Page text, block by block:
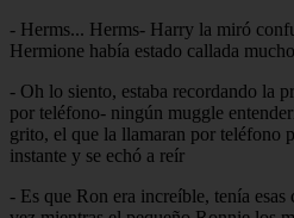
- Herms... Herms- Harry la miró
Hermione había estado callada
- Oh lo siento, estaba recordando la
por teléfono- ningún muggle
grito, el que la llamaran por teléfono
instante y se echó a reír
- Es que Ron era increíble, tenía